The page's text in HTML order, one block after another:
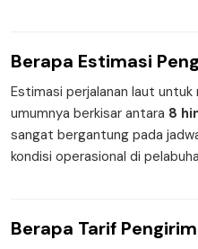
Berapa Estimasi
Estimasi perjalanan laut
umumnya berkisar antara 8
sangat bergantung pada
kondisi operasional di
Berapa Tarif